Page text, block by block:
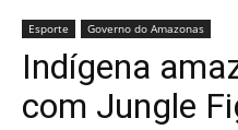
Esporte Governo do Amazonas
Indígena
com Jungle